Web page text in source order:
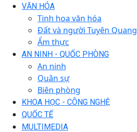
VĂN HÓA
Tinh hoa văn hóa
Đất và người Tuyên Quang
Ẩm thực
AN NINH - QUỐC PHÒNG
An ninh
Quân sự
Biên phòng
KHOA HỌC - CÔNG NGHỆ
QUỐC TẾ
MULTIMEDIA